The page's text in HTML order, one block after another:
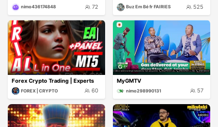
nimo436174848 72 Buz Em Bé fr FAIRIES 525
Forex Crypto Trading | Experts
FOREX | CRYPTO 60
MyGMTV
nimo298990131 57